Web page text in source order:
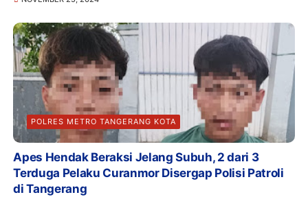
POLRES METRO TANGERANG KOTA
Apes Hendak Beraksi Jelang Subuh, 2 dari 3
Terduga Pelaku Curanmor Disergap Polisi Patroli
di Tangerang